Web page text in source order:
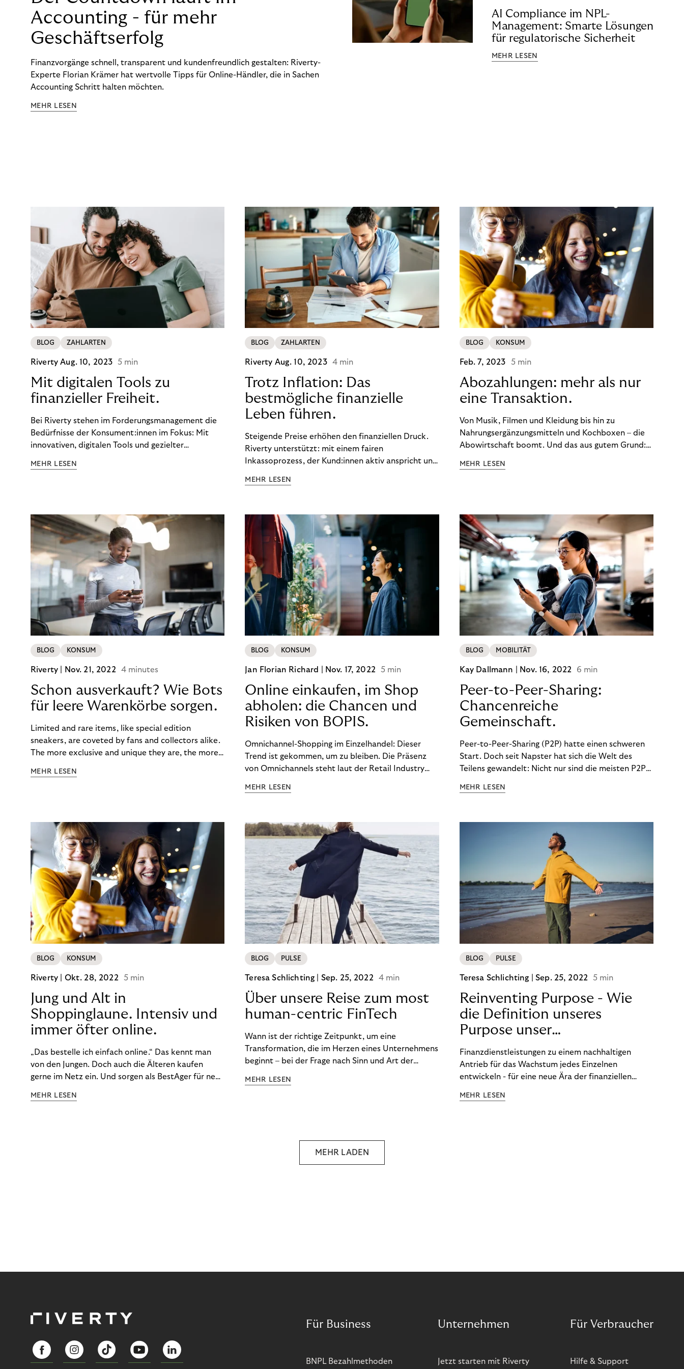
Accounting - für mehr
Geschäftserfolg
Finanzvorgänge schnell, transparent und kundenfreundlich gestalten: Riverty-
Experte Florian Krämer hat wertvolle Tipps für Online-Händler, die in Sachen
Accounting Schritt halten möchten.
MEHR LESEN
AI Compliance im NPL-
Management: Smarte Lösungen
für regulatorische Sicherheit
MEHR LESEN
BLOG ZAHLARTEN
RivertyAug. 10, 2023 5 min
Mit digitalen Tools zu
finanzieller Freiheit.
Bei Riverty stehen im Forderungsmanagement die
Bedürfnisse der Konsument:innen im Fokus: Mit
innovativen, digitalen Tools und gezielter
ein Leben in finanzieller Freiheit zu führen. So
MEHR LESEN
BLOG ZAHLARTEN
Riverty Aug. 10, 2023 4 min
Trotz Inflation: Das
bestmögliche finanzielle
Leben führen.
Steigende Preise erhöhen den finanziellen Druck.
Riverty unterstützt: mit einem fairen
Inkassoprozess, der Kund:innen aktiv anspricht und
Finanzbildung ermöglicht. So bleiben Menschen
Unternehmen.
MEHR LESEN
BLOG KONSUM
Feb. 7, 2023 5 min
Abozahlungen: mehr als nur
eine Transaktion.
Von Musik, Filmen und Kleidung bis hin zu
Nahrungsergänzungsmitteln und Kochboxen – die
Abowirtschaft boomt. Und das aus gutem Grund:
wünschen. Sie ermöglichen es uns, Produkte und
entdeckt. Und das neue Geschäftsmodell rentiert
sich. Doch was genau können Sie tun, um
Abozahlungen für Ihren Erfolg zu nutzen?
MEHR LESEN
BLOG KONSUM
Riverty | Nov. 21, 2022 4 minutes
Schon ausverkauft? Wie Bots
für leere Warenkörbe sorgen.
Limited and rare items, like special edition
sneakers, are coveted by fans and collectors alike.
The more exclusive and unique they are, the more
industry uses artificial scarcity, also known as a
value. You might be thinking, “Kerching!”. But this is
really an unwanted side effect – one which more
and more companies are taking technical steps to
tackle.
MEHR LESEN
BLOG KONSUM
Jan Florian Richard | Nov. 17, 2022 5 min
Online einkaufen, im Shop
abholen: die Chancen und
Risiken von BOPIS.
Omnichannel-Shopping im Einzelhandel: Dieser
Trend ist gekommen, um zu bleiben. Die Präsenz
von Omnichannels steht laut der Retail Industry
nicht mehr verzichtet werden kann. Ein fester
online ein und holen die Ware im Shop ab. BOPIS
bietet zwar viele Vorteile, hat aber auch seinen
Preis. Potenzielle Betrugsfälle oder zusätzliche
Betriebskosten sind nur einige der Risiken. Ist es
das also wert? Wir stellen die Vor- und Nachteile
von BOPIS vor.
MEHR LESEN
BLOG MOBILITÄT
Kay Dallmann | Nov. 16, 2022 6 min
Peer-to-Peer-Sharing:
Chancenreiche
Gemeinschaft.
Peer-to-Peer-Sharing (P2P) hatte einen schweren
Start. Doch seit Napster hat sich die Welt des
Teilens gewandelt: Nicht nur sind die meisten P2P-
wird, hat sich geändert. Das bietet Unternehmen
MEHR LESEN
BLOG KONSUM
Riverty | Okt. 28, 2022 5 min
Jung und Alt in
Shoppinglaune. Intensiv und
immer öfter online.
„Das bestelle ich einfach online.“ Das kennt man
von den Jungen. Doch auch die Älteren kaufen
gerne im Netz ein. Und sorgen als BestAger für neue
von der Generation Z. Wir haben genauer
MEHR LESEN
BLOG PULSE
Teresa Schlichting | Sep. 25, 2022 4 min
Über unsere Reise zum most
human-centric FinTech
Wann ist der richtige Zeitpunkt, um eine
Transformation, die im Herzen eines Unternehmens
beginnt – bei der Frage nach Sinn und Art der
kommuniziert man ein Ziel, das so ganzheitlich ist,
MEHR LESEN
BLOG PULSE
Teresa Schlichting |Sep. 25, 2022 5 min
Reinventing Purpose - Wie
die Definition unseres
Purpose unser
Transformation beeinflusst
hat!
Finanzdienstleistungen zu einem nachhaltigen
Antrieb für das Wachstum jedes Einzelnen
entwickeln - für eine neue Ära der finanziellen
Startpunkt unserer Transformation. Lesen Sie mehr
MEHR LESEN
MEHR LADEN
Für Business
BNPL Bezahlmethoden
Unternehmen
Jetzt starten mit Riverty
Für Verbraucher
Hilfe & Support